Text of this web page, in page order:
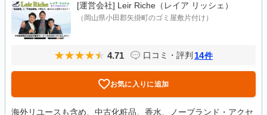
[運営会社] Leir Riche（レイア リッシェ）
（岡山県小田郡矢掛町のゴミ屋敷片付け）
4.71 口コミ・評判 14件
お気に入りに追加
海外リユースも含め、中古化粧品、香水、ノーブランド・アクセ